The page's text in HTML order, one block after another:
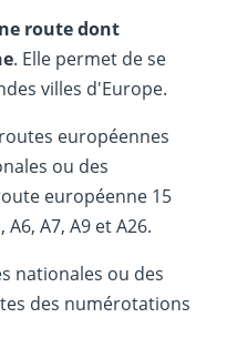
route dont
. Elle permet de se
villes d'Europe.
européennes
ou des
européenne 15
A7, A9 et A26.
nationales ou des
des numérotations